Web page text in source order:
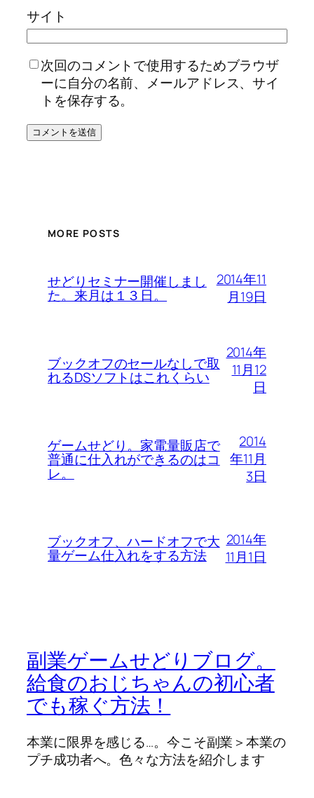
サイト
次回のコメントで使用するためブラウザ
ーに自分の名前、メールアドレス、サイ
トを保存する。
MORE POSTS
せどりセミナー開催しまし
た。来月は１３日。
2014年11
月19日
ブックオフのセールなしで取
れるDSソフトはこれくらい
2014年
11月12
日
ゲームせどり。家電量販店で
普通に仕入れができるのはコ
レ。
2014
年11月
3日
ブックオフ、ハードオフで大
量ゲーム仕入れをする方法
2014年
11月1日
副業ゲームせどりブログ。
給食のおじちゃんの初心者
でも稼ぐ方法！
本業に限界を感じる…。今こそ副業＞本業の
プチ成功者へ。色々な方法を紹介します